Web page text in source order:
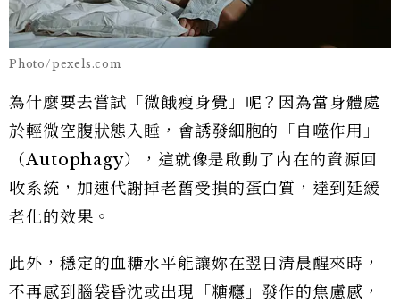
Photo/pexels.com
為什麼要去嘗試「微餓瘦身覺」呢？因為當身體處
於輕微空腹狀態入睡，會誘發細胞的「自噬作用」
（Autophagy），這就像是啟動了內在的資源回
收系統，加速代謝掉老舊受損的蛋白質，達到延緩
老化的效果。
此外，穩定的血糖水平能讓妳在翌日清晨醒來時，
不再感到腦袋昏沈或出現「糖癮」發作的焦慮感，